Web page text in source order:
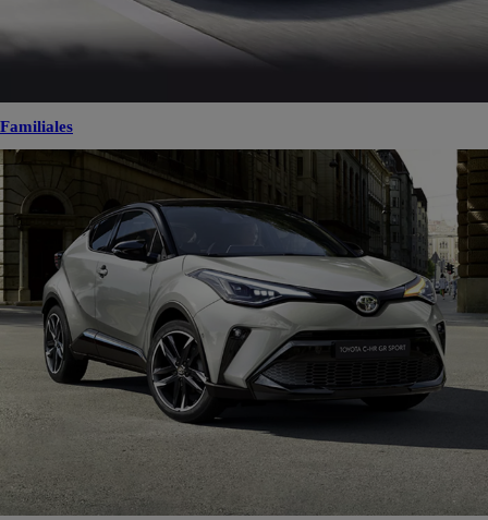
Familiales